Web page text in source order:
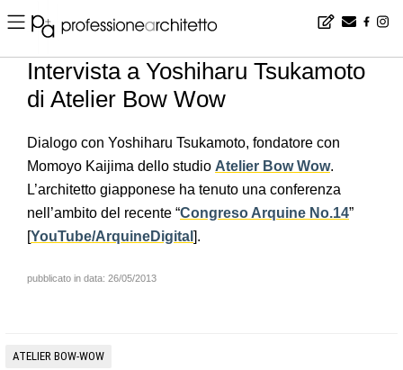
Home ▪ news ▪ it ▪ Intervista a Yoshiharu Tsukamoto di Atelier Bow Wow
Intervista a Yoshiharu Tsukamoto
di Atelier Bow Wow
Dialogo con Yoshiharu Tsukamoto, fondatore con
Momoyo Kaijima dello studio Atelier Bow Wow.
L’architetto giapponese ha tenuto una conferenza
nell’ambito del recente “Congreso Arquine No.14”
[YouTube/ArquineDigital ].
pubblicato in data: 26/05/2013
ATELIER BOW-WOW